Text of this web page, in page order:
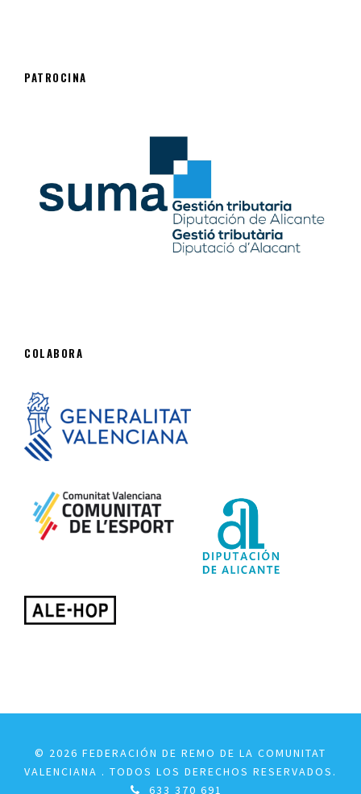
PATROCINA
COLABORA
© 2026 FEDERACIÓN DE REMO DE LA COMUNITAT
VALENCIANA . TODOS LOS DERECHOS RESERVADOS.
633 370 691